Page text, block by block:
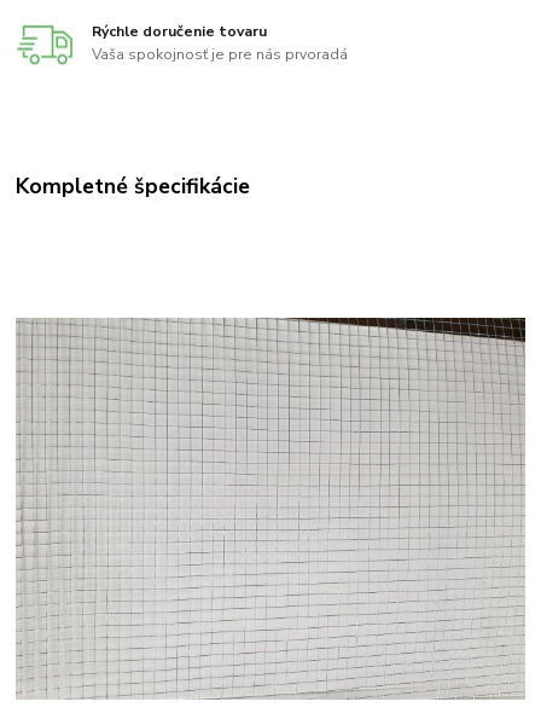
Rýchle doručenie tovaru
Vaša spokojnosť je pre nás prvoradá
Kompletné špecifikácie